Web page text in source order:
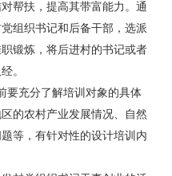
帮扶，提高其带富能力。通
组织书记和后备干部，选派
锻炼，将后进村的书记或者
。
充分了解培训对象的具体
的农村产业发展情况、自然
等，有针对性的设计培训内